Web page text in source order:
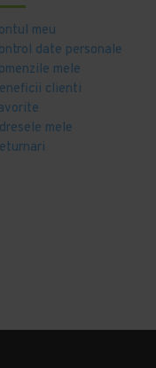
meu
date personale
mele
clienti
mele